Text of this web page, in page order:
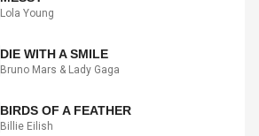
Lola Young
DIE WITH A SMILE
Bruno Mars & Lady Gaga
BIRDS OF A FEATHER
Billie Eilish